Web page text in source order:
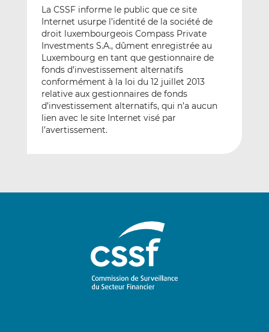
nk
La CSSF informe le public que ce site
Internet usurpe l’identité de la société de
droit luxembourgeois Compass Private
Investments S.A., dûment enregistrée au
Luxembourg en tant que gestionnaire de
fonds d’investissement alternatifs
conformément à la loi du 12 juillet 2013
relative aux gestionnaires de fonds
d’investissement alternatifs, qui n’a aucun
lien avec le site Internet visé par
l’avertissement.